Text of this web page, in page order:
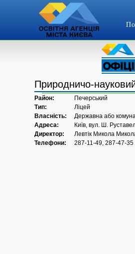
Природничо-
Район:
Печерський
Тип:
Ліцей
Власність:
Державна або
Адреса:
Київ, вул. Ш.
Директор:
Левтік Микола
Телефони:
287-11-49, 287-47-35